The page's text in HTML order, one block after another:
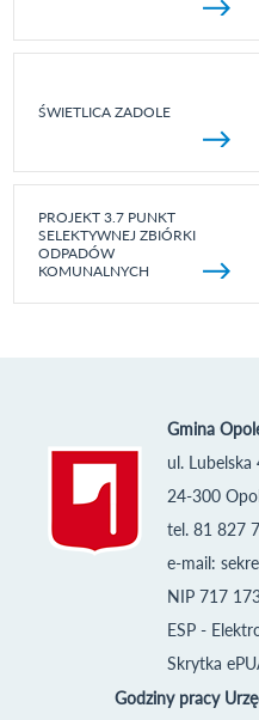
ŚWIETLICA ZADOLE
PROJEKT 3.7 PUNKT
SELEKTYWNEJ ZBIÓRKI
ODPADÓW
KOMUNALNYCH
Gmina
ul. Lubelska
24-300
tel. 81 827
e-mail:
NIP 717
ESP -
Skrytka
Godziny pracy